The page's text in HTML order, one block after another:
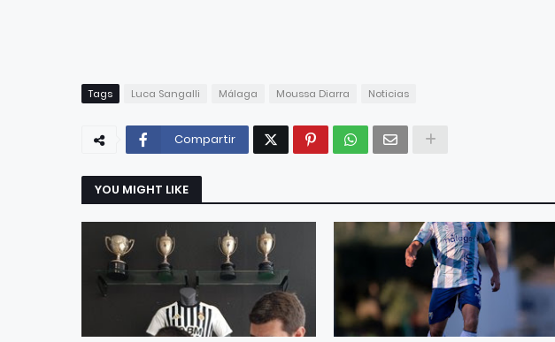
Tags Luca Sangalli Málaga Moussa Diarra Noticias
Compartir
YOU MIGHT LIKE